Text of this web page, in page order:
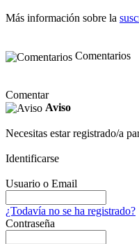
Más información sobre la
Comentarios
Comentar
Aviso
Necesitas estar registrado/a
Identificarse
Usuario o Email
¿Todavía no se ha registrado?
Contraseña